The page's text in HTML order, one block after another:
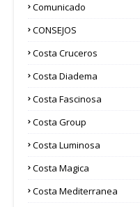
Comunicado
CONSEJOS
Costa Cruceros
Costa Diadema
Costa Fascinosa
Costa Group
Costa Luminosa
Costa Magica
Costa Mediterranea